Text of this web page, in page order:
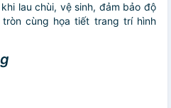
lau chùi, vệ sinh, đảm bảo độ
cùng họa tiết trang trí hình